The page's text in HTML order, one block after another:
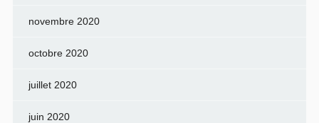
novembre 2020
octobre 2020
juillet 2020
juin 2020